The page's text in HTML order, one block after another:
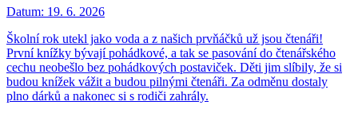
Datum: 19. 6. 2026
Školní rok utekl jako voda a z našich prvňáčků už jsou čtenáři!
První knížky bývají pohádkové, a tak se pasování do čtenářského
cechu neobešlo bez pohádkových postaviček. Děti jim slíbily, že si
budou knížek vážit a budou pilnými čtenáři. Za odměnu dostaly
plno dárků a nakonec si s rodiči zahrály.